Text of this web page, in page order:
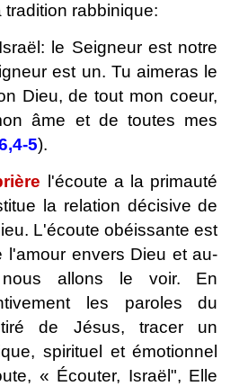
rabbinique:
le Seigneur est notre
est un. Tu aimeras le
Dieu, de tout mon coeur,
âme et de toutes mes
5).
l'écoute a la primauté
la relation décisive de
L'écoute obéissante est
l'amour envers Dieu et au-
allons le voir. En
les paroles du
tiré de Jésus, tracer un
spirituel et émotionnel
« Écouter, Israël", Elle